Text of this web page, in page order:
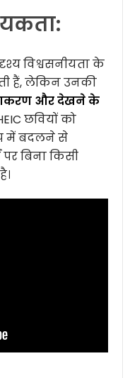
विश्वसनीयता के
हैं, लेकिन उनकी
और देखने के
छवियों को
में बदलने से
बिना किसी